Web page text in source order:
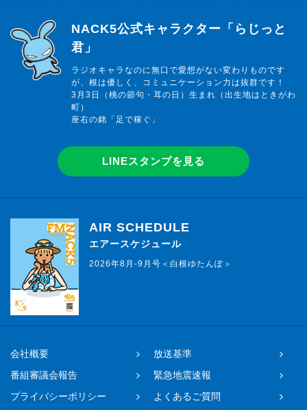
らじっと君
NACK5公式キャラクター「らじっと
君」
ラジオキャラなのに無口で愛想がない変わりものです
が、根は優しく、コミュニケーション力は抜群です！
3月3日（桃の節句・耳の日）生まれ（出生地はときがわ
町）
座右の銘「足で稼ぐ」
LINEスタンプを見る
AIR SCHEDULE
エアースケジュール
2026年8月-9月号＜白根ゆたんぽ＞
会社概要
放送基準
番組審議会報告
緊急地震速報
プライバシーポリシー
よくあるご質問